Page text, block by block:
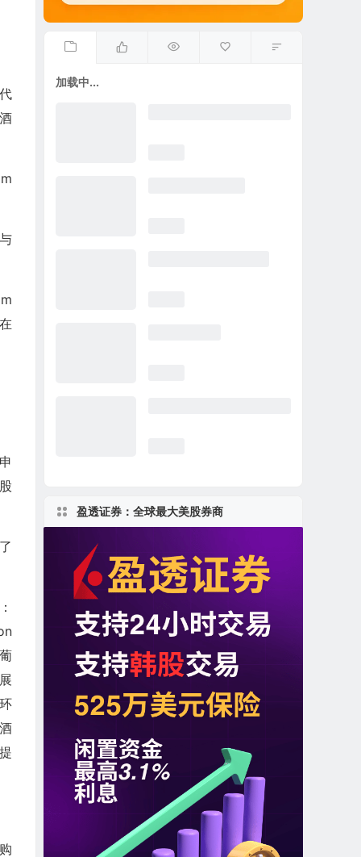
加载中...
盈透证券：全球最大美股券商